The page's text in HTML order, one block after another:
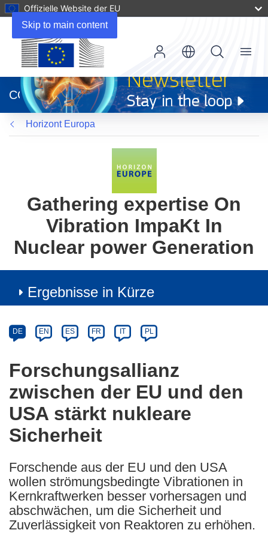
Skip to main content
Offizielle Website der EU
neuem
Fenster)
CORDIS
Menu
Horizont Europa
Gathering expertise On
Vibration ImpaKt In
Nuclear power Generation
Ergebnisse in Kürze
Category
Article
available
the
following
languages:
DE EN ES FR IT PL
Forschungsallianz
zwischen der EU und den
USA stärkt nukleare
Sicherheit
Forschende aus der EU und den USA
wollen strömungsbedingte Vibrationen in
Kernkraftwerken besser vorhersagen und
abschwächen, um die Sicherheit und
Zuverlässigkeit von Reaktoren zu erhöhen.